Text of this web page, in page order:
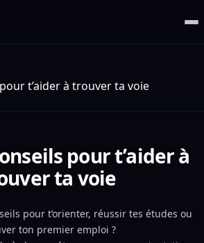
t’aider à trouver ta voie
pour t’aider à
ta voie
pour t’orienter, réussir tes études ou
ton premier emploi ?